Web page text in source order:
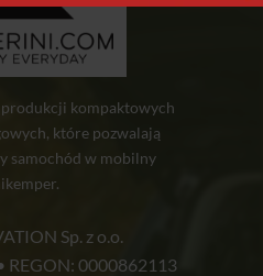
produkcji kompaktowych
które pozwalają
samochód w mobilny
Sp. z o.o.
REGON: 0000862113